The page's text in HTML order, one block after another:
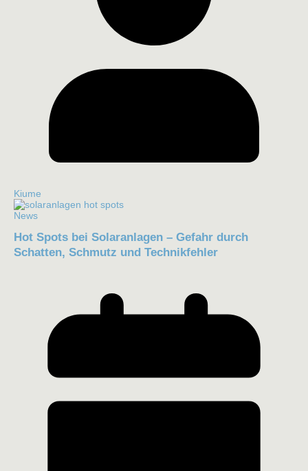
Kiume
News
Hot Spots bei Solaranlagen – Gefahr durch
Schatten, Schmutz und Technikfehler